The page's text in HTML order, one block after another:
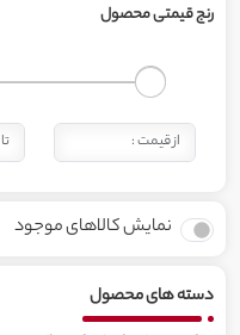
رنج قیمتی محصول
نمایش کالاهای موجود
دسته های محصول